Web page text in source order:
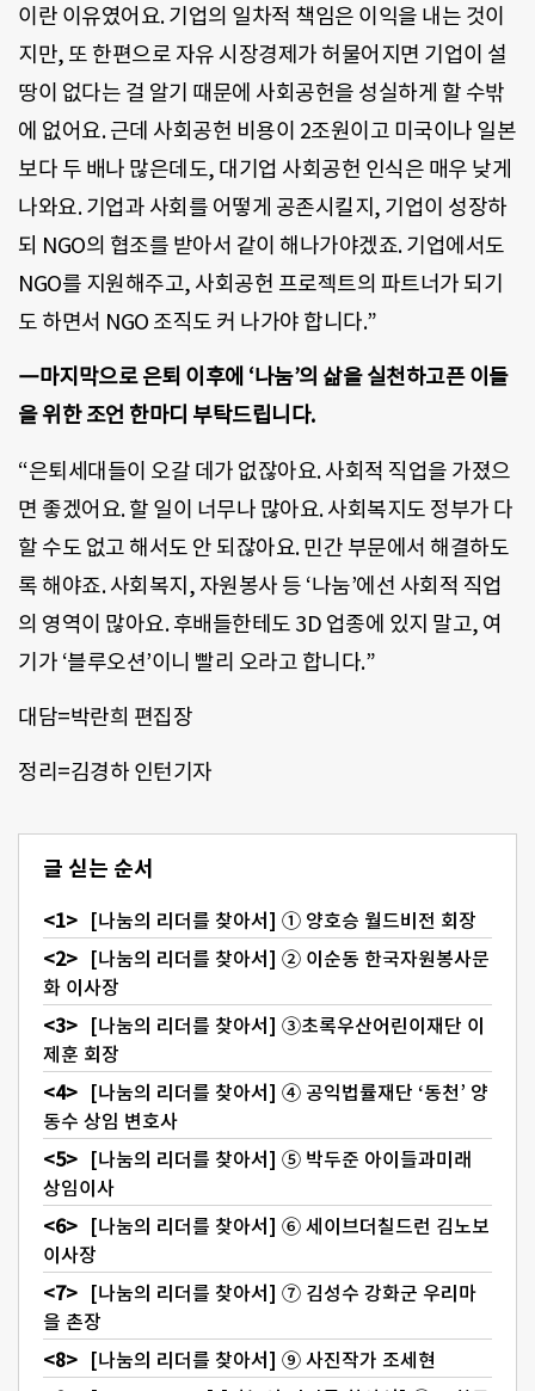
이란 이유였어요. 기업의 일차적 책임은 이익을 내는 것이
지만, 또 한편으로 자유 시장경제가 허물어지면 기업이 설
땅이 없다는 걸 알기 때문에 사회공헌을 성실하게 할 수밖
에 없어요. 근데 사회공헌 비용이 2조원이고 미국이나 일본
보다 두 배나 많은데도, 대기업 사회공헌 인식은 매우 낮게
나와요. 기업과 사회를 어떻게 공존시킬지, 기업이 성장하
되 NGO의 협조를 받아서 같이 해나가야겠죠. 기업에서도
NGO를 지원해주고, 사회공헌 프로젝트의 파트너가 되기
도 하면서 NGO 조직도 커 나가야 합니다.”
―마지막으로 은퇴 이후에 ‘나눔’의 삶을 실천하고픈 이들
을 위한 조언 한마디 부탁드립니다.
“은퇴세대들이 오갈 데가 없잖아요. 사회적 직업을 가졌으
면 좋겠어요. 할 일이 너무나 많아요. 사회복지도 정부가 다
할 수도 없고 해서도 안 되잖아요. 민간 부문에서 해결하도
록 해야죠. 사회복지, 자원봉사 등 ‘나눔’에선 사회적 직업
의 영역이 많아요. 후배들한테도 3D 업종에 있지 말고, 여
기가 ‘블루오션’이니 빨리 오라고 합니다.”
대담=박란희 편집장
정리=김경하 인턴기자
글 싣는 순서
[나눔의 리더를 찾아서] ① 양호승 월드비전 회장
[나눔의 리더를 찾아서] ② 이순동 한국자원봉사문
화 이사장
[나눔의 리더를 찾아서] ③초록우산어린이재단 이
제훈 회장
[나눔의 리더를 찾아서] ④ 공익법률재단 ‘동천’ 양
동수 상임 변호사
[나눔의 리더를 찾아서] ⑤ 박두준 아이들과미래
상임이사
[나눔의 리더를 찾아서] ⑥ 세이브더칠드런 김노보
이사장
[나눔의 리더를 찾아서] ⑦ 김성수 강화군 우리마
을 촌장
[나눔의 리더를 찾아서] ⑨ 사진작가 조세현